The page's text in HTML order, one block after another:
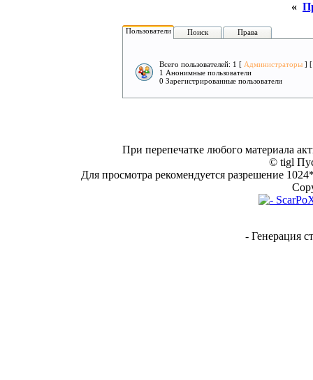
«
Пользователи Поиск Права
Всего пользователей: 1 [ Администраторы ]
1 Анонимные пользователи
0 Зарегистрированные пользователи
При перепечатке любого материала
© tigl
Для просмотра рекомендуется разрешение
- Генерация